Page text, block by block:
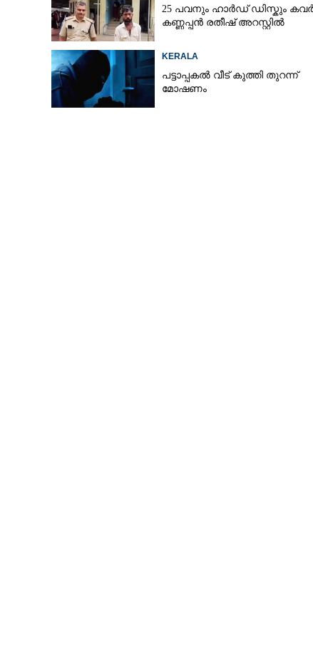
25 പവനും ഹാർഡ് ഡിസ്കും
കണ്ണപ്പൻ രതീഷ് അറസ്റ്റിൽ
KERALA
പട്ടാപ്പകൽ വീട് കുത്തി തുറന്ന്
മോഷണം